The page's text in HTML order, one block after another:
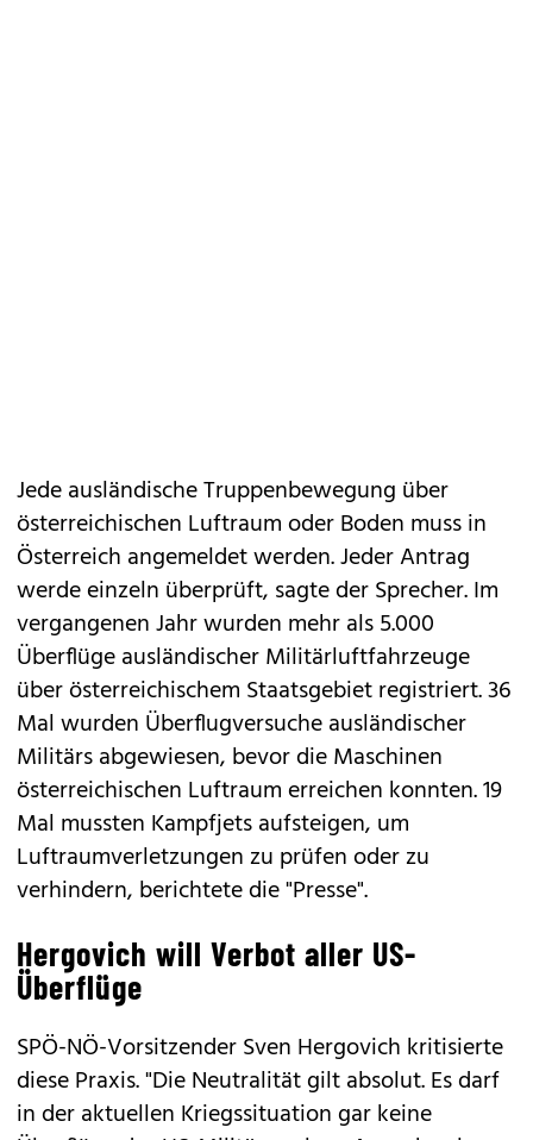
Jede ausländische Truppenbewegung über
österreichischen Luftraum oder Boden muss in
Österreich angemeldet werden. Jeder Antrag
werde einzeln überprüft, sagte der Sprecher. Im
vergangenen Jahr wurden mehr als 5.000
Überflüge ausländischer Militärluftfahrzeuge
über österreichischem Staatsgebiet registriert. 36
Mal wurden Überflugversuche ausländischer
Militärs abgewiesen, bevor die Maschinen
österreichischen Luftraum erreichen konnten. 19
Mal mussten Kampfjets aufsteigen, um
Luftraumverletzungen zu prüfen oder zu
verhindern, berichtete die "Presse".
Hergovich will Verbot aller US-
Überflüge
SPÖ-NÖ-Vorsitzender Sven Hergovich kritisierte
diese Praxis. "Die Neutralität gilt absolut. Es darf
in der aktuellen Kriegssituation gar keine